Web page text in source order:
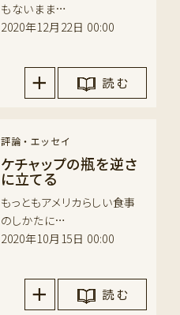
もないまま…
2020年12月22日 00:00
読 む
評論・エッセイ
ケチャップの瓶を逆さ
に立てる
もっともアメリカらしい食事
のしかたに…
2020年10月15日 00:00
読 む